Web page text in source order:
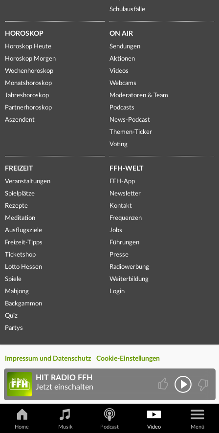
Schulausfälle
HOROSKOP
Horoskop Heute
Horoskop Morgen
Wochenhoroskop
Monatshoroskop
Jahreshoroskop
Partnerhoroskop
Aszendent
ON AIR
Sendungen
Aktionen
Videos
Webcams
Moderatoren & Team
Podcasts
News-Podcast
Themen-Ticker
Voting
FREIZEIT
Veranstaltungen
Spielplätze
Rezepte
Meditation
Ausflugsziele
Freizeit-Tipps
Ticketshop
Lotto Hessen
Spiele
Mahjong
Backgammon
Quiz
Partys
FFH-WELT
FFH-App
Newsletter
Kontakt
Frequenzen
Jobs
Führungen
Presse
Radiowerbung
Weiterbildung
Login
Impressum und Datenschutz Cookie-Einstellungen
Home Musik Podcast Video Menü
HIT RADIO FFH
Jetzt einschalten